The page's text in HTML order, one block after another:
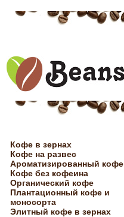
Кофе в зернах
Кофе на развес
Ароматизированный кофе
Кофе без кофеина
Органический кофе
Плантационный кофе и
моносорта
Элитный кофе в зернах